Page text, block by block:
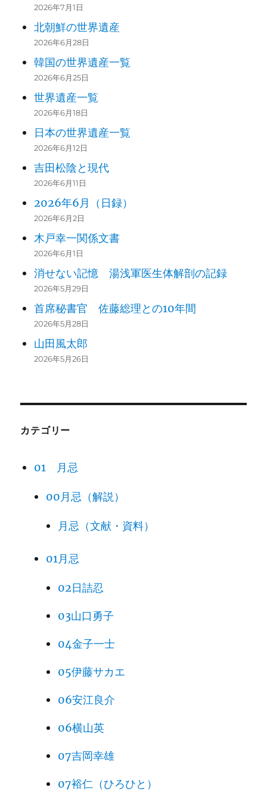
2026年7月1日
北朝鮮の世界遺産
2026年6月28日
韓国の世界遺産一覧
2026年6月25日
世界遺産一覧
2026年6月18日
日本の世界遺産一覧
2026年6月12日
吉田松陰と現代
2026年6月11日
2026年6月（日録）
2026年6月2日
木戸幸一関係文書
2026年6月1日
消せない記憶 湯浅軍医生体解剖の記録
2026年5月29日
首席秘書官 佐藤総理との10年間
2026年5月28日
山田風太郎
2026年5月26日
カテゴリー
01 月忌
00月忌（解説）
月忌（文献・資料）
01月忌
02日詰忍
03山口勇子
04金子一士
05伊藤サカエ
06安江良介
06横山英
07吉岡幸雄
07裕仁（ひろひと）